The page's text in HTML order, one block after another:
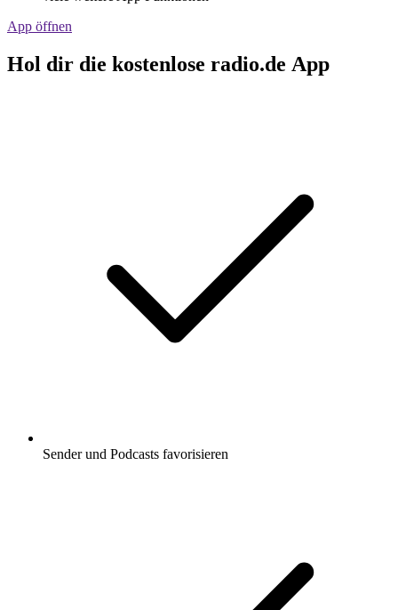
App öffnen
Hol dir die kostenlose radio.de App
Sender und Podcasts favorisieren